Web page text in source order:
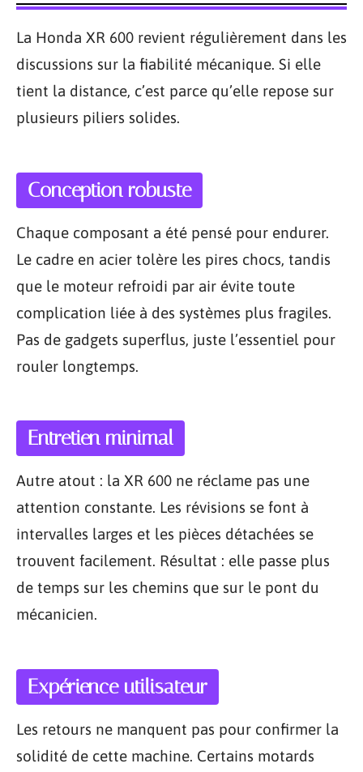
La Honda XR 600 revient régulièrement dans les
discussions sur la fiabilité mécanique. Si elle
tient la distance, c’est parce qu’elle repose sur
plusieurs piliers solides.
Conception robuste
Chaque composant a été pensé pour endurer.
Le cadre en acier tolère les pires chocs, tandis
que le moteur refroidi par air évite toute
complication liée à des systèmes plus fragiles.
Pas de gadgets superflus, juste l’essentiel pour
rouler longtemps.
Entretien minimal
Autre atout : la XR 600 ne réclame pas une
attention constante. Les révisions se font à
intervalles larges et les pièces détachées se
trouvent facilement. Résultat : elle passe plus
de temps sur les chemins que sur le pont du
mécanicien.
Expérience utilisateur
Les retours ne manquent pas pour confirmer la
solidité de cette machine. Certains motards